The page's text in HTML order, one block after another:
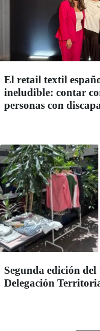
El retail textil
ineludible: contar
personas con
Segunda edición
Delegación